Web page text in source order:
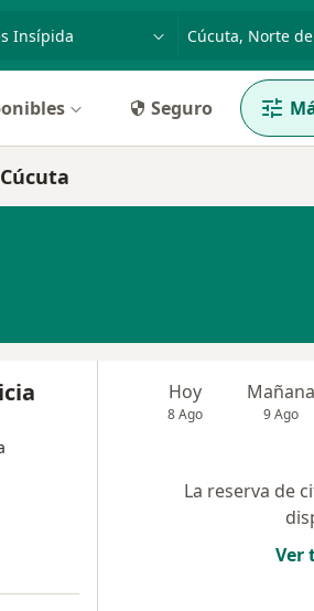
enfermedad o nombrep. ej. Bogotá
Seguro
Hoy
8 Ago
Mañana
9 Ago
La reserva de
Ver